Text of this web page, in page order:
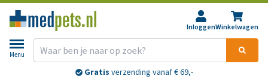
InloggenWinkelwagen
Menu
Gratis verzending vanaf € 69,-